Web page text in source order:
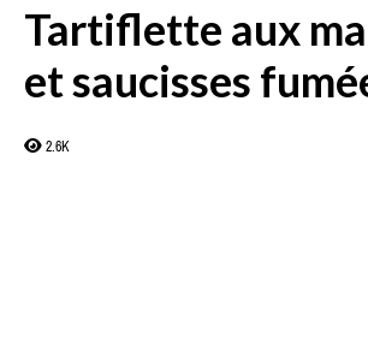
Tartiflette aux
et saucisses
2.6K